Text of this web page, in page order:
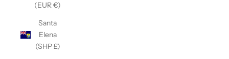
(EUR €)
Santa
Elena
(SHP £)